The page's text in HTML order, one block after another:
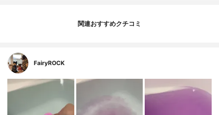
関連おすすめクチコミ
FairyROCK